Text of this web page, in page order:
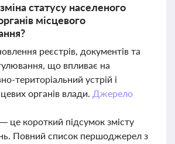
статусу населеного
місцевого
реєстрів, документів та
що впливає на
територіальний устрій і
органів влади. Джерело
це короткий підсумок змісту
Повний список першоджерел з